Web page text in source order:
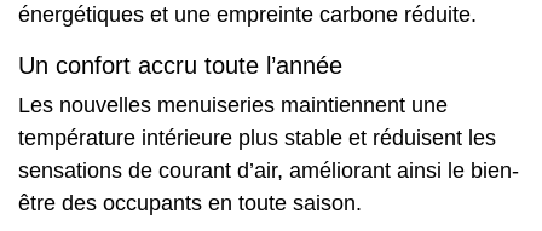
énergétiques et une empreinte carbone réduite.
Un confort accru toute l’année
Les nouvelles menuiseries maintiennent une
température intérieure plus stable et réduisent les
sensations de courant d’air, améliorant ainsi le bien-
être des occupants en toute saison.